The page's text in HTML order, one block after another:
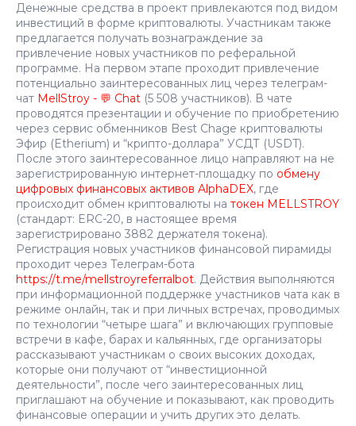
Денежные средства в проект привлекаются под видом
инвестиций в форме криптовалюты. Участникам также
предлагается получать вознаграждение за
привлечение новых участников по реферальной
программе. На первом этапе проходит привлечение
потенциально заинтересованных лиц через телеграм-
чат MellStroy - 💬 Chat (5 508 участников). В чате
проводятся презентации и обучение по приобретению
через сервис обменников Best Chage криптовалюты
Эфир (Etherium) и “крипто-доллара” УСДТ (USDT).
После этого заинтересованное лицо направляют на не
зарегистрированную интернет-площадку по обмену
цифровых финансовых активов AlphaDEX, где
происходит обмен криптовалюты на токен MELLSTROY
(стандарт: ERC-20, в настоящее время
зарегистрировано 3882 держателя токена).
Регистрация новых участников финансовой пирамиды
проходит через Телеграм-бота
https://t.me/mellstroyreferralbot. Действия выполняются
при информационной поддержке участников чата как в
режиме онлайн, так и при личных встречах, проводимых
по технологии “четыре шага” и включающих групповые
встречи в кафе, барах и кальянных, где организаторы
рассказывают участникам о своих высоких доходах,
которые они получают от “инвестиционной
деятельности”, после чего заинтересованных лиц
приглашают на обучение и показывают, как проводить
финансовые операции и учить других это делать.